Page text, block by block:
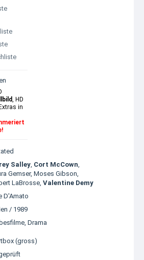
, HD
in
Salley, Cort McCown,
Gemser, Moses Gibson,
LaBrosse, Valentine Demy
D'Amato
/ 1989
, Drama
(gross)